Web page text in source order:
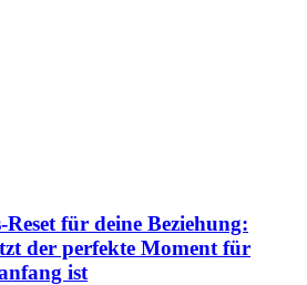
für deine Beziehung:
der perfekte Moment für
ist